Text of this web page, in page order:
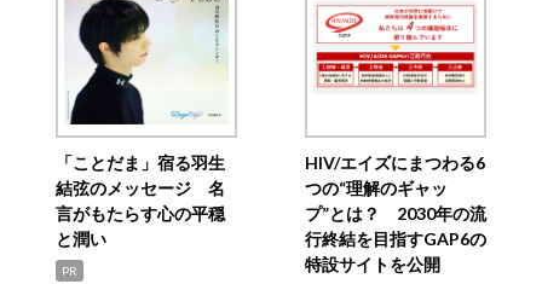
「ことだま」宿る羽生
結弦のメッセージ 名
言がもたらす心の平穏
と潤い
PR
HIV/エイズにまつわる6
つの“理解のギャッ
プ”とは？ 2030年の流
行終結を目指すGAP6の
特設サイトを公開